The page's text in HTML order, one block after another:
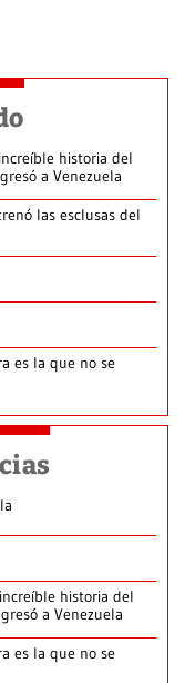
historia del
a Venezuela
las esclusas del
es la que no se
historia del
a Venezuela
es la que no se